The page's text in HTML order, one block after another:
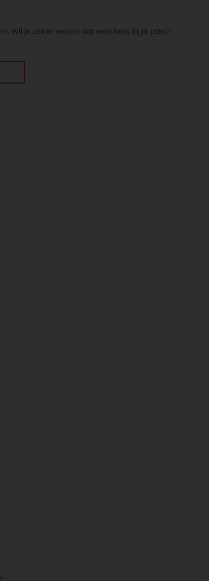
Wil je zeker weten dat een fiets bij je past?